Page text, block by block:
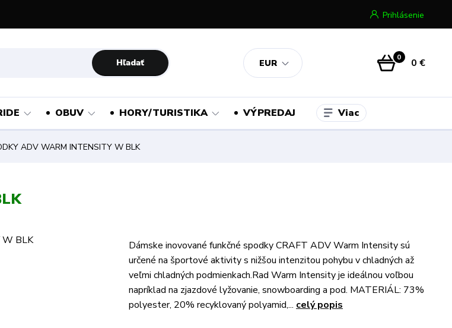
EUR
Prihlásenie
Hľadať 0 0 €
OBUV HORY/TURISTIKA VÝPREDAJ Viac
ADV WARM INTENSITY W BLK
Dámske inovované funkčné spodky CRAFT ADV Warm Intensity sú
určené na športové aktivity s nižšou intenzitou pohybu v chladných až
veľmi chladných podmienkach.Rad Warm Intensity je ideálnou voľbou
napríklad na zjazdové lyžovanie, snowboarding a pod. MATERIÁL: 73%
polyester, 20% recyklovaný polyamid,... celý popis